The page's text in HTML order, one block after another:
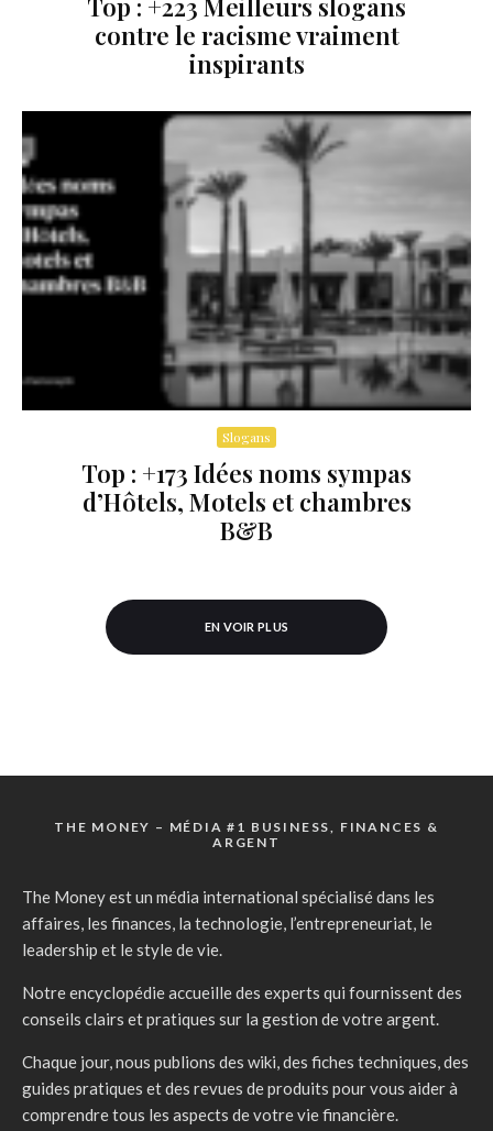
contre le racisme vraiment
inspirants
Slogans
Top : +173 Idées noms sympas
d’Hôtels, Motels et chambres
B&B
EN VOIR PLUS
THE MONEY – MÉDIA #1 BUSINESS, FINANCES &
ARGENT
The Money est un média international spécialisé dans les
affaires, les finances, la technologie, l’entrepreneuriat, le
leadership et le style de vie.
Notre encyclopédie accueille des experts qui fournissent des
conseils clairs et pratiques sur la gestion de votre argent.
Chaque jour, nous publions des wiki, des fiches techniques, des
guides pratiques et des revues de produits pour vous aider à
comprendre tous les aspects de votre vie financière.